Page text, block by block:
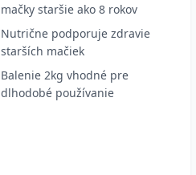
mačky staršie ako 8 rokov
Nutrične podporuje zdravie
starších mačiek
Balenie 2kg vhodné pre
dlhodobé používanie